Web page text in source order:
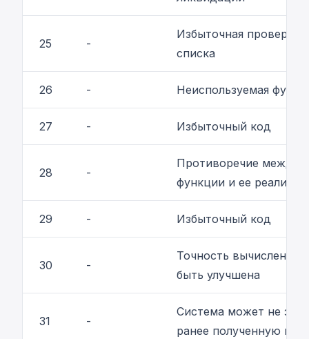
25 -
Избыточная проверка
списка
26 - Неиспользуемая
27 - Избыточный код
28 -
Противоречие между
функции и ее
29 - Избыточный код
30 -
Точность вычислений
быть улучшена
31 -
Система может не
ранее полученную